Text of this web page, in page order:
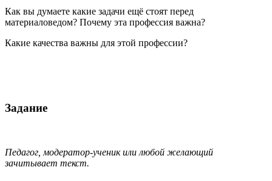
Как вы думаете какие задачи ещё стоят перед
материаловедом? Почему эта профессия важна?
Какие качества важны для этой профессии?
Задание
Педагог, модератор-ученик или любой желающий
зачитывает текст.